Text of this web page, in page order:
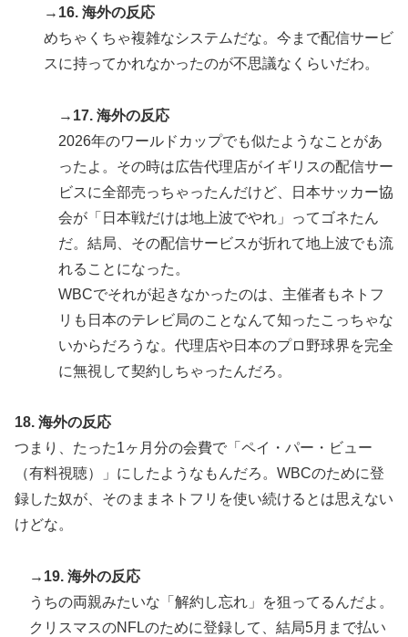
→16. 海外の反応
めちゃくちゃ複雑なシステムだな。今まで配信サービ
スに持ってかれなかったのが不思議なくらいだわ。
→17. 海外の反応
2026年のワールドカップでも似たようなことがあ
ったよ。その時は広告代理店がイギリスの配信サー
ビスに全部売っちゃったんだけど、日本サッカー協
会が「日本戦だけは地上波でやれ」ってゴネたん
だ。結局、その配信サービスが折れて地上波でも流
れることになった。
WBCでそれが起きなかったのは、主催者もネトフ
リも日本のテレビ局のことなんて知ったこっちゃな
いからだろうな。代理店や日本のプロ野球界を完全
に無視して契約しちゃったんだろ。
18. 海外の反応
つまり、たった1ヶ月分の会費で「ペイ・パー・ビュー
（有料視聴）」にしたようなもんだろ。WBCのために登
録した奴が、そのままネトフリを使い続けるとは思えない
けどな。
→19. 海外の反応
うちの両親みたいな「解約し忘れ」を狙ってるんだよ。
クリスマスのNFLのために登録して、結局5月まで払い